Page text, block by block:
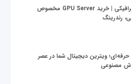
قیمت سرور گرافیکی | خرید GPU Server مخصوص
رندرینگ
ویترین دیجیتال شما در عصر
مصنوعی